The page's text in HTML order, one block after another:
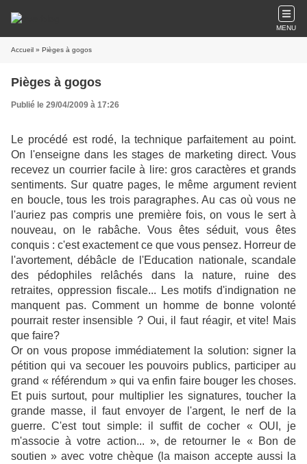
MENU
Accueil » Pièges à gogos
Pièges à gogos
Publié le 29/04/2009 à 17:26
Le procédé est rodé, la technique parfaitement au point.
On l'enseigne dans les stages de marketing direct. Vous
recevez un courrier facile à lire: gros caractères et grands
sentiments. Sur quatre pages, le même argument revient
en boucle, tous les trois paragraphes. Au cas où vous ne
l'auriez pas compris une première fois, on vous le sert à
nouveau, on le rabâche. Vous êtes séduit, vous êtes
conquis : c'est exactement ce que vous pensez. Horreur de
l'avortement, débâcle de l'Education nationale, scandale
des pédophiles relâchés dans la nature, ruine des
retraites, oppression fiscale... Les motifs d'indignation ne
manquent pas. Comment un homme de bonne volonté
pourrait rester insensible ? Oui, il faut réagir, et vite! Mais
que faire?
Or on vous propose immédiatement la solution: signer la
pétition qui va secouer les pouvoirs publics, participer au
grand « référendum » qui va enfin faire bouger les choses.
Et puis surtout, pour multiplier les signatures, toucher la
grande masse, il faut envoyer de l'argent, le nerf de la
guerre. C'est tout simple: il suffit de cocher « OUI, je
m'associe à votre action... », de retourner le « Bon de
soutien » avec votre chèque (la maison accepte aussi la